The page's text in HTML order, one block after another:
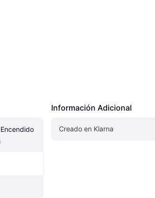
Información Adicional
Creado en Klarna